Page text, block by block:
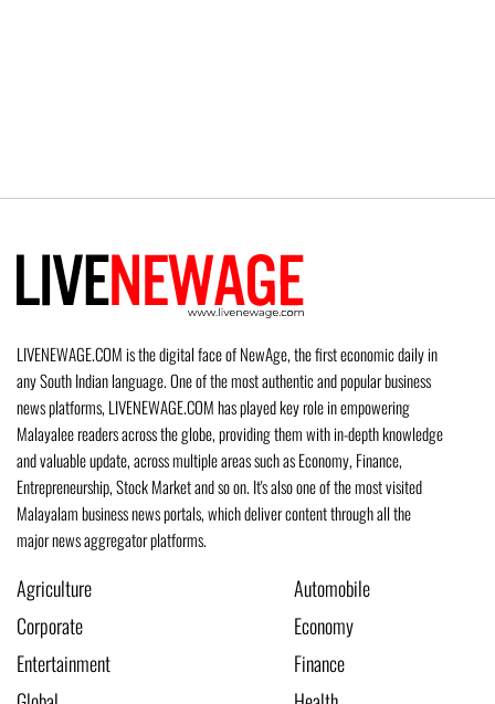
LIVENEWAGE.COM is the digital face of NewAge, the first economic daily in
any South Indian language. One of the most authentic and popular business
news platforms, LIVENEWAGE.COM has played key role in empowering
Malayalee readers across the globe, providing them with in-depth knowledge
and valuable update, across multiple areas such as Economy, Finance,
Entrepreneurship, Stock Market and so on. It's also one of the most visited
Malayalam business news portals, which deliver content through all the
major news aggregator platforms.
Agriculture
Automobile
Corporate
Economy
Entertainment
Finance